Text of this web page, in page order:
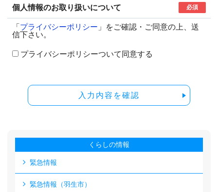
個人情報のお取り扱いについて 必須
「 プライバシーポリシー 」をご確認・ご同意の上、送
信下さい。
プライバシーポリシーついて同意する
入力内容を確認
くらしの情報
緊急情報
緊急情報（羽生市）